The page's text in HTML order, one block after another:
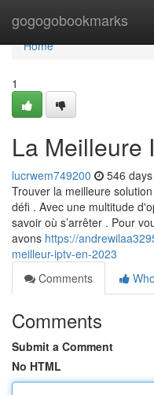
gogogobookmarks
Home
Home
1
La Meilleure
lucrwem749200 546
Trouver la meilleure
défi . Avec une multitude
savoir où s’arrêter . Pour
avons https://
meilleur-iptv-en-2023
Comments
Comments
Submit a Comment
No HTML